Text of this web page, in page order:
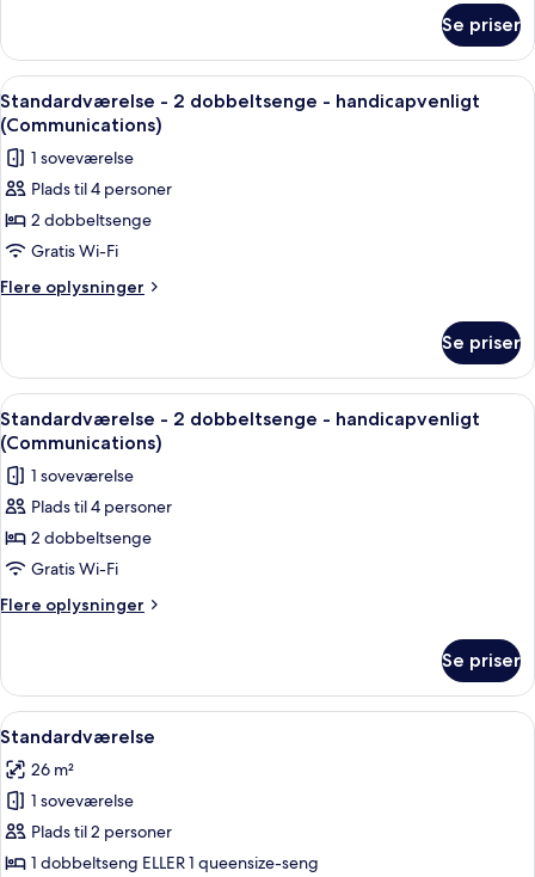
handicapvenligt
(Communications)
-
kingsize-
seng
-
handicapvenligt
(Communications)
Se priser
Indlæs
alle
billeder
af
Standardværelse
-
2
dobbeltsenge
(Communications)
Et hotelværelse med to senge, et
3
Standardværelse - 2 dobbeltsenge - handicapvenligt
(Communications)
1 soveværelse
Plads til 4 personer
2 dobbeltsenge
Gratis Wi-Fi
Flere oplysninger
Flere
-
dobbeltsenge
-
handicapvenligt
(Communications)
Se priser
Indlæs
alle
billeder
af
Standardværelse
-
2
dobbeltsenge
(Communications)
Et hotelværelse med to senge, et
3
Standardværelse - 2 dobbeltsenge - handicapvenligt
(Communications)
1 soveværelse
Plads til 4 personer
2 dobbeltsenge
Gratis Wi-Fi
Flere oplysninger
Flere
-
dobbeltsenge
handicapvenligt
(Communications)
Se priser
Indlæs
alle
billeder
af
Standardværelse
En seng med hvide sengetæppe og
4
Standardværelse
26 m²
1 soveværelse
Plads til 2 personer
1 dobbeltseng ELLER 1 queensize-seng